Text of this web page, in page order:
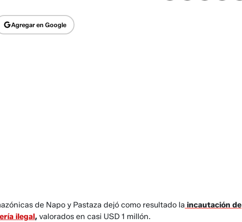
Agregar en Google
de Napo y Pastaza dejó como resultado la incautación de
ilegal, valorados en casi USD 1 millón.